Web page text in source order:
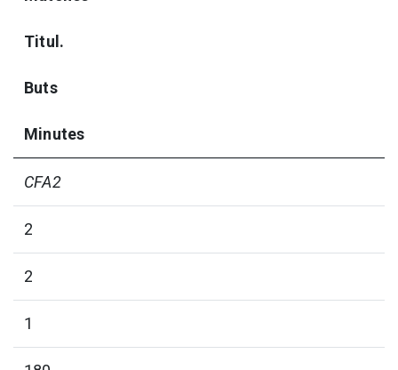
Titul.
Buts
Minutes
CFA2
2
2
1